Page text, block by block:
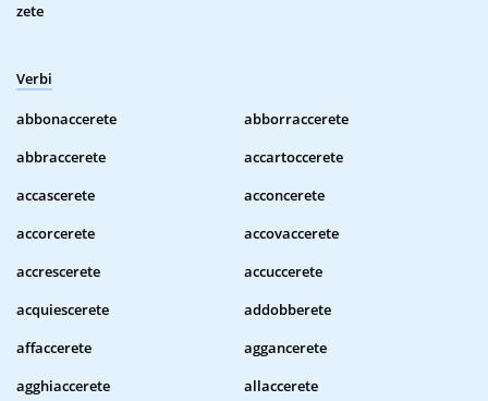
zete
Verbi
abbonaccerete
abborraccerete
abbraccerete
accartoccerete
accascerete
acconcerete
accorcerete
accovaccerete
accrescerete
accuccerete
acquiescerete
addobberete
affaccerete
aggancerete
agghiaccerete
allaccerete